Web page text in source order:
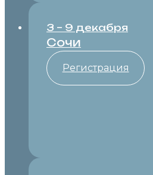
3 – 9 декабря
Сочи
Регистрация